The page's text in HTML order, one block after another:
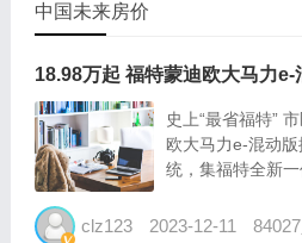
中国未来房价
18.98万起 福特蒙迪欧大马力e-
史上“最省福特”
欧大马力e-混动
统，集福特全新
加速的动力、
clz123 2023-12-11